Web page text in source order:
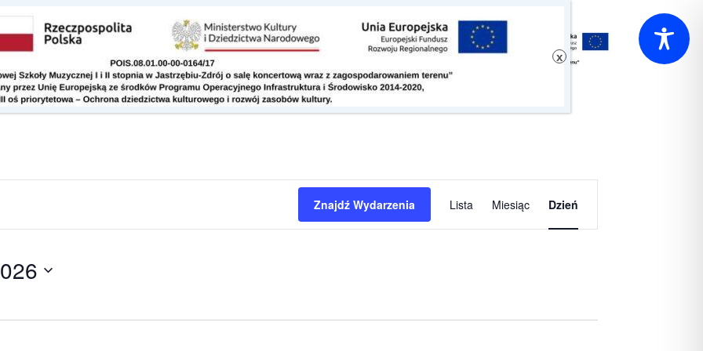
Kontakt Do pobrania
Znajdź Wydarzenia
Widoki
Lista Miesiąc Dzień